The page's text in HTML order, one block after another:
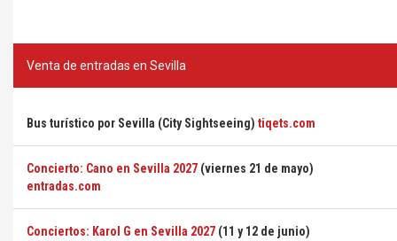
Venta de entradas en Sevilla
Bus turístico por Sevilla (City Sightseeing) tiqets.com
Concierto: Cano en Sevilla 2027 (viernes 21 de mayo)
entradas.com
Conciertos: Karol G en Sevilla 2027 (11 y 12 de junio)